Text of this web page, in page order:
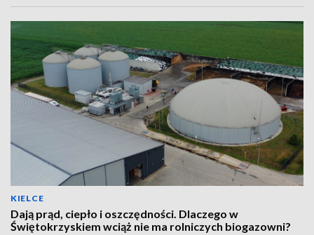
KIELCE
Dają prąd, ciepło i oszczędności. Dlaczego w
Świętokrzyskiem wciąż nie ma rolniczych biogazowni?